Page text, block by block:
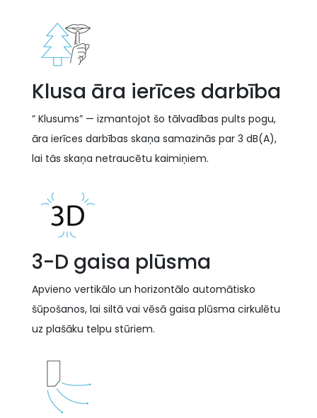
Klusa āra ierīces darbība
” Klusums” — izmantojot šo tālvadības pults pogu,
āra ierīces darbības skaņa samazinās par 3 dB(A),
lai tās skaņa netraucētu kaimiņiem.
3-D gaisa plūsma
Apvieno vertikālo un horizontālo automātisko
šūpošanos, lai siltā vai vēsā gaisa plūsma cirkulētu
uz plašāku telpu stūriem.